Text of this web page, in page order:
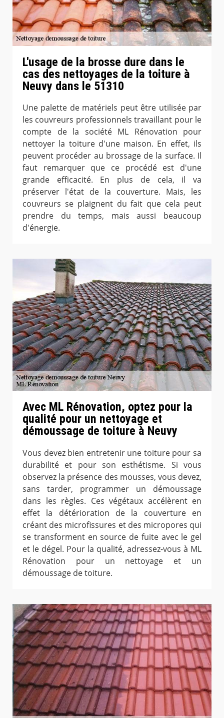
L'usage de la brosse dure dans le
cas des nettoyages de la toiture à
Neuvy dans le 51310
Une palette de matériels peut être utilisée par
les couvreurs professionnels travaillant pour le
compte de la société ML Rénovation pour
nettoyer la toiture d'une maison. En effet, ils
peuvent procéder au brossage de la surface. Il
faut remarquer que ce procédé est d'une
grande efficacité. En plus de cela, il va
préserver l'état de la couverture. Mais, les
couvreurs se plaignent du fait que cela peut
prendre du temps, mais aussi beaucoup
d'énergie.
Avec ML Rénovation, optez pour la
qualité pour un nettoyage et
démoussage de toiture à Neuvy
Vous devez bien entretenir une toiture pour sa
durabilité et pour son esthétisme. Si vous
observez la présence des mousses, vous devez,
sans tarder, programmer un démoussage
dans les règles. Ces végétaux accélèrent en
effet la détérioration de la couverture en
créant des microfissures et des micropores qui
se transforment en source de fuite avec le gel
et le dégel. Pour la qualité, adressez-vous à ML
Rénovation pour un nettoyage et un
démoussage de toiture.